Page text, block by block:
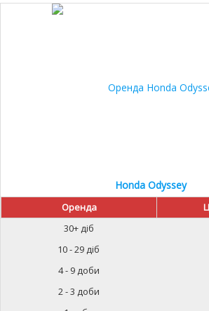
Honda Odyssey
Оренда
30+ діб
10 - 29 діб
4 - 9 доби
2 - 3 доби